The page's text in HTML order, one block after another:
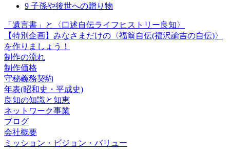
9 子孫や後世への贈り物
「遺言書」と〈口述自伝ライフヒストリー良知〉
【特別企画】みなさまだけの〈福翁自伝(福沢諭吉の自伝)〉
を作りましょう！
制作の流れ
制作価格
守秘義務契約
年表(昭和史・平成史)
良知の知識と知恵
ネットワーク事業
ブログ
会社概要
ミッション・ビジョン・バリュー